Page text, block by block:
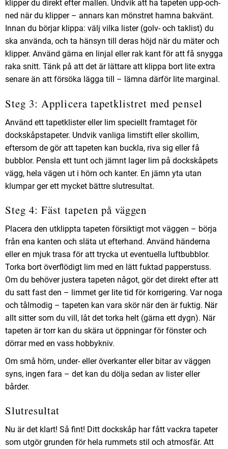
klipper du direkt efter mallen. Undvik att ha tapeten upp-och-
ned när du klipper – annars kan mönstret hamna bakvänt.
Innan du börjar klippa: välj vilka lister (golv- och taklist) du
ska använda, och ta hänsyn till deras höjd när du mäter och
klipper. Använd gärna en linjal eller rak kant för att få snygga
raka snitt. Tänk på att det är lättare att klippa bort lite extra
senare än att försöka lägga till – lämna därför lite marginal.
Steg 3: Applicera tapetklistret med pensel
Använd ett tapetklister eller lim speciellt framtaget för
dockskåps­tapeter. Undvik vanliga limstift eller skol­lim,
eftersom de gör att tapeten kan buckla, riva sig eller få
bubblor. Pensla ett tunt och jämnt lager lim på dockskåpets
vägg, hela vägen ut i hörn och kanter. En jämn yta utan
klumpar ger ett mycket bättre slutresultat.
Steg 4: Fäst tapeten på väggen
Placera den utklippta tapeten försiktigt mot väggen – börja
från ena kanten och släta ut efterhand. Använd händerna
eller en mjuk trasa för att trycka ut eventuella luftbubblor.
Torka bort överflödigt lim med en lätt fuktad papperstuss.
Om du behöver justera tapeten något, gör det direkt efter att
du satt fast den – limmet ger lite tid för korrigering. Var noga
och tålmodig – tapeten kan vara skör när den är fuktig. När
allt sitter som du vill, låt det torka helt (gärna ett dygn). När
tapeten är torr kan du skära ut öppningar för fönster och
dörrar med en vass hobbykniv.
Om små hörn, under- eller överkanter eller bitar av väggen
syns, ingen fara – det kan du dölja sedan av lister eller
bårder.
Slutresultat
Nu är det klart! Så fint! Ditt dockskåp har fått vackra tapeter
som utgör grunden för hela rummets stil och atmosfär. Att